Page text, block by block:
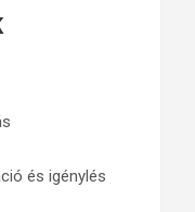
és igénylés